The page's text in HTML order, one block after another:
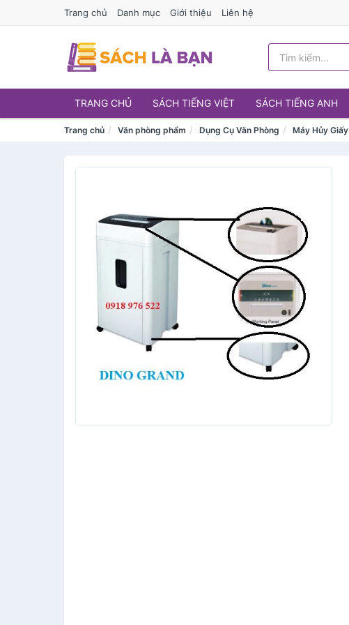
Trang chủ Danh mục Giới thiệu Liên hệ
TRANG CHỦ SÁCH TIẾNG VIỆT SÁCH TIẾNG ANH
Trang chủ Văn phòng phẩm Dụng Cụ Văn Phòng Máy Hủy Giấy